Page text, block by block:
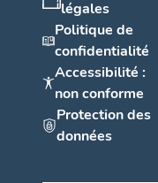
légales
Politique de
confidentialité
Accessibilité :
non conforme
Protection des
données